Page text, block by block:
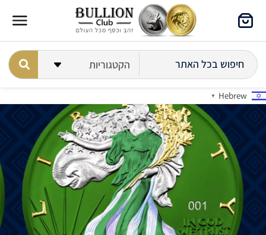
Hebrew
▼